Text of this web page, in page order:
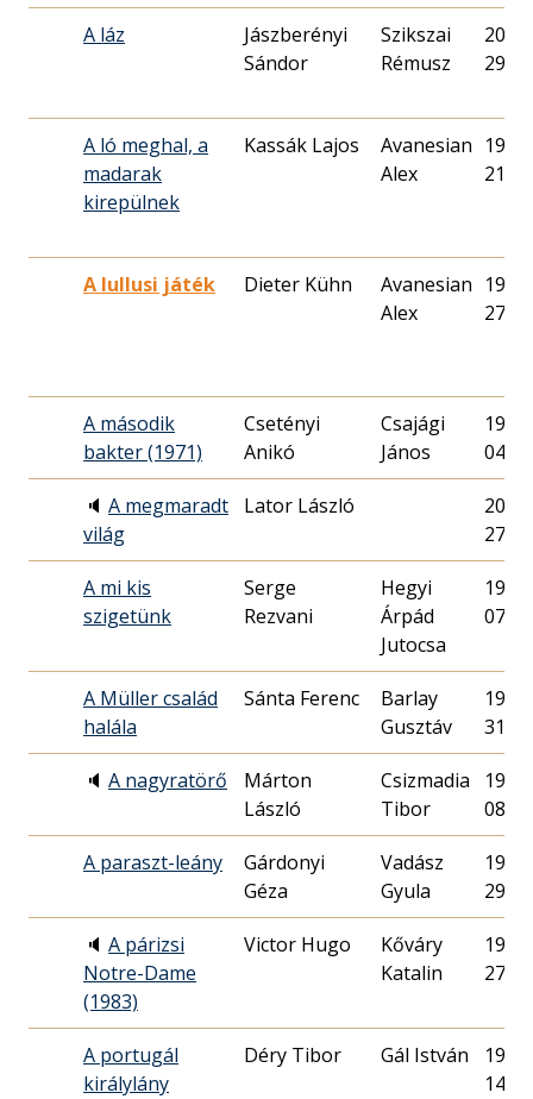
A láz
Jászberényi
Sándor
Szikszai
Rémusz
29.
A ló meghal, a
madarak
kirepülnek
Kassák Lajos
Avanesian
Alex
21.
A lullusi játék Dieter Kühn
Avanesian
Alex
27.
A második
bakter (1971)
Csetényi
Anikó
Csajági
János
04.
🔈 A megmaradt
világ
Lator László
27.
A mi kis
szigetünk
Serge
Rezvani
Hegyi
Árpád
Jutocsa
07.
A Müller család
halála
Sánta Ferenc
Barlay
Gusztáv
31.
🔈 A nagyratörő
Márton
László
Csizmadia
Tibor
08.
A paraszt-leány
Gárdonyi
Géza
Vadász
Gyula
29.
🔈 A párizsi
Notre-Dame
(1983)
Victor Hugo
Kőváry
Katalin
27.
A portugál
királylány
Déry Tibor Gál István
14.